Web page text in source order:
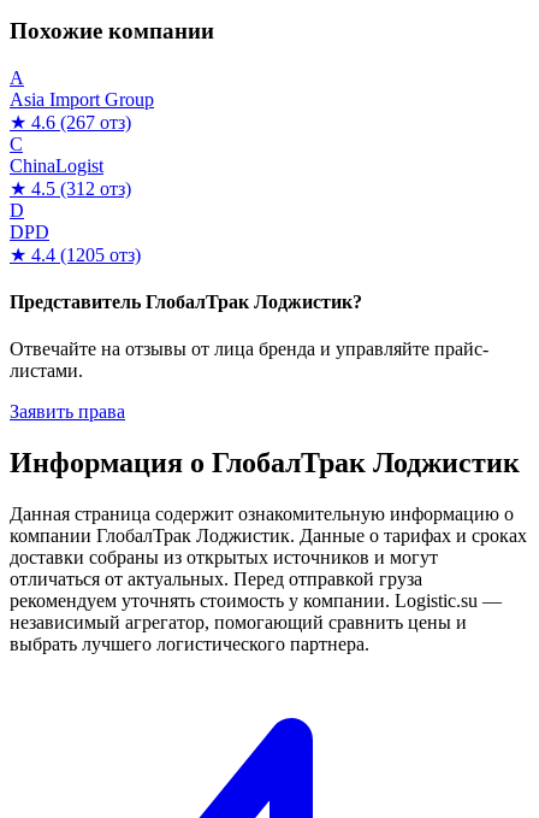
Похожие компании
A
Asia Import Group
★ 4.6 (267 отз)
C
ChinaLogist
★ 4.5 (312 отз)
D
DPD
★ 4.4 (1205 отз)
Представитель ГлобалТрак Лоджистик?
Отвечайте на отзывы от лица бренда и управляйте прайс-
листами.
Заявить права
Информация о ГлобалТрак Лоджистик
Данная страница содержит ознакомительную информацию о
компании ГлобалТрак Лоджистик. Данные о тарифах и сроках
доставки собраны из открытых источников и могут
отличаться от актуальных. Перед отправкой груза
рекомендуем уточнять стоимость у компании. Logistic.su —
независимый агрегатор, помогающий сравнить цены и
выбрать лучшего логистического партнера.